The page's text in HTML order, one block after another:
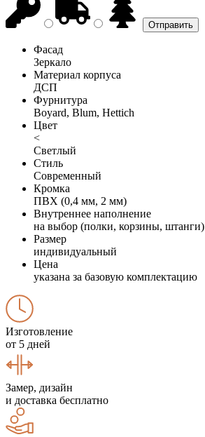
Фасад
Зеркало
Материал корпуса
ДСП
Фурнитура
Boyard, Blum, Hettich
Цвет
<
Светлый
Стиль
Современный
Кромка
ПВХ (0,4 мм, 2 мм)
Внутреннее наполнение
на выбор (полки, корзины, штанги)
Размер
индивидуальный
Цена
указана за базовую комплектацию
Изготовление
от 5 дней
Замер, дизайн
и доставка бесплатно